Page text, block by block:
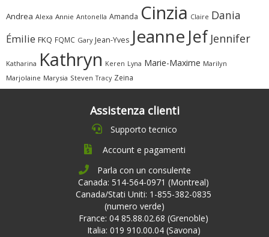
Andrea Alexa Annie Antonella Amanda Cinzia Claire Dania
Émilie FKQ FQMC Gary Jean-Yves Jeanne Jef Jennifer
Katharina Kathryn Keren Lyna Marie-Maxime Marilyn
Marjolaine Marysia Steven Tracy Zeina
Assistenza clienti
Supporto tecnico
Account e pagamenti
Parla con un consulente
Canada: 514-564-0971 (Montreal)
Canada/Stati Uniti: 1-855-382-0835
(numero verde)
France: 04 85.88.02.68 (Grenoble)
Italia: 019 910.00.04 (Savona)